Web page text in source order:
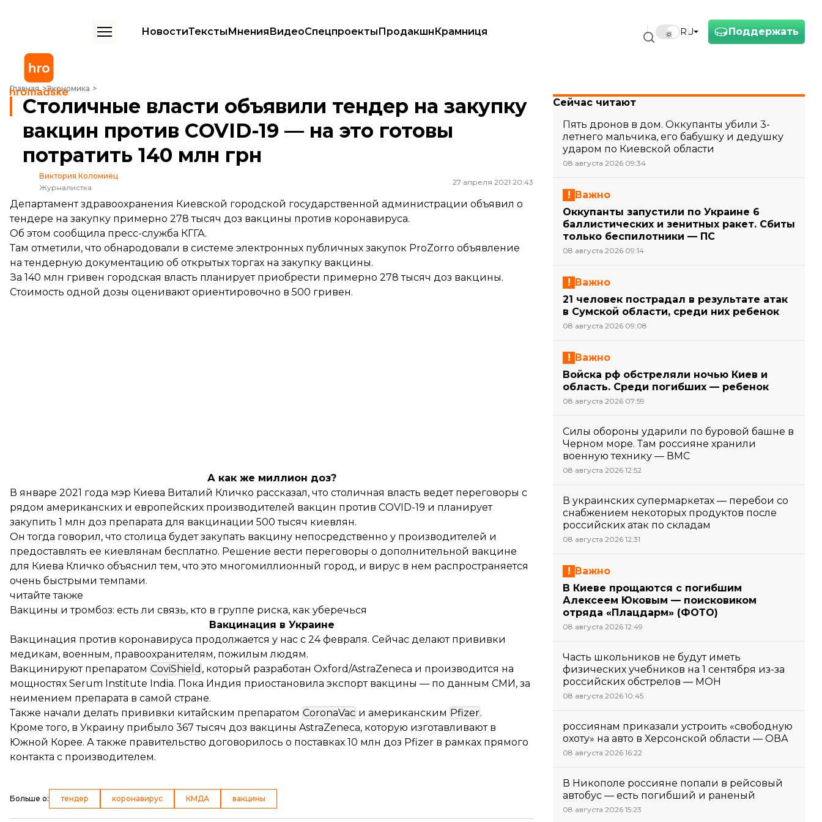
Поддержать
RU
НовостиТекстыМненияВидеоСпецпроектыПродакшнКрамниця
Главная Экономика
Столичные власти объявили тендер на закупку вакцин против COVID-19 — на это готовы потратить 140 млн грн
Столичные власти объявили тендер на закупку
вакцин против COVID-19 — на это готовы
потратить 140 млн грн
Виктория Коломиец
Журналистка
27 апреля 2021 20:43
Департамент здравоохранения Киевской городской государственной администрации объявил о
тендере на закупку примерно 278 тысяч доз вакцины против коронавируса.
Об этом сообщила пресс-служба КГГА.
Там отметили, что обнародовали в системе электронных публичных закупок ProZorro объявление
на тендерную документацию об открытых торгах на закупку вакцины.
За 140 млн гривен городская власть планирует приобрести примерно 278 тысяч доз вакцины.
Стоимость одной дозы оценивают ориентировочно в 500 гривен.
А как же миллион доз?
В январе 2021 года мэр Киева Виталий Кличко рассказал, что столичная власть ведет переговоры с
рядом американских и европейских производителей вакцин против COVID-19 и планирует
закупить 1 млн доз препарата для вакцинации 500 тысяч киевлян.
Он тогда говорил, что столица будет закупать вакцину непосредственно у производителей и
предоставлять ее киевлянам бесплатно. Решение вести переговоры о дополнительной вакцине
для Киева Кличко объяснил тем, что это многомиллионный город, и вирус в нем распространяется
очень быстрыми темпами.
читайте также
Вакцины и тромбоз: есть ли связь, кто в группе риска, как уберечься
Вакцинация в Украине
Вакцинация против коронавируса продолжается у нас с 24 февраля. Сейчас делают прививки
медикам, военным, правоохранителям, пожилым людям.
Вакцинируют препаратом CoviShield , который разработан Oxford/AstraZeneca и производится на
мощностях Serum Institute India. Пока Индия приостановила экспорт вакцины — по данным СМИ, за
неимением препарата в самой стране.
Также начали делать прививки китайским препаратом CoronaVac и американским Pfizer.
Кроме того, в Украину прибыло 367 тысяч доз вакцины AstraZeneca, которую изготавливают в
Южной Корее. А также правительство договорилось о поставках 10 млн доз Pfizer в рамках прямого
контакта с производителем.
Больше о: тендер коронавирус КМДА вакцины
Сейчас читают
Пять дронов в дом. Оккупанты убили 3-
летнего мальчика, его бабушку и дедушку
ударом по Киевской области
08 августа 2026 09:34
Важно
Оккупанты запустили по Украине 6
баллистических и зенитных ракет. Сбиты
только беспилотники — ПС
08 августа 2026 09:14
Важно
21 человек пострадал в результате атак
в Сумской области, среди них ребенок
08 августа 2026 09:08
Важно
Войска рф обстреляли ночью Киев и
область. Среди погибших — ребенок
08 августа 2026 07:59
Силы обороны ударили по буровой башне в
Черном море. Там россияне хранили
военную технику — ВМС
08 августа 2026 12:52
В украинских супермаркетах — перебои со
снабжением некоторых продуктов после
российских атак по складам
08 августа 2026 12:31
Важно
В Киеве прощаются с погибшим
Алексеем Юковым — поисковиком
отряда «Плацдарм» (ФОТО)
08 августа 2026 12:49
Часть школьников не будут иметь
физических учебников на 1 сентября из-за
российских обстрелов — МОН
08 августа 2026 10:45
россиянам приказали устроить «свободную
охоту» на авто в Херсонской области — ОВА
08 августа 2026 16:22
В Никополе россияне попали в рейсовый
автобус — есть погибший и раненый
08 августа 2026 15:23